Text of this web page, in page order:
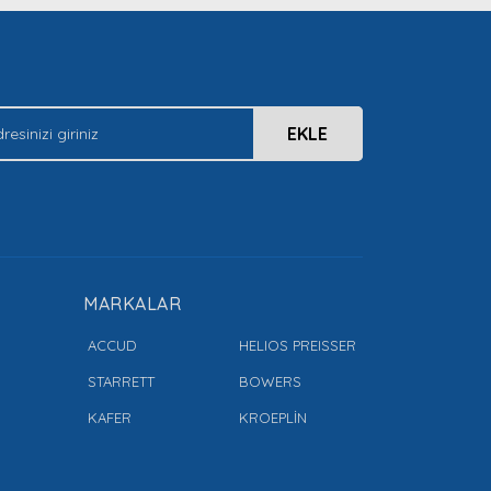
EKLE
MARKALAR
ACCUD
STARRETT
KAFER
HELIOS PREISSER
BOWERS
KROEPLİN